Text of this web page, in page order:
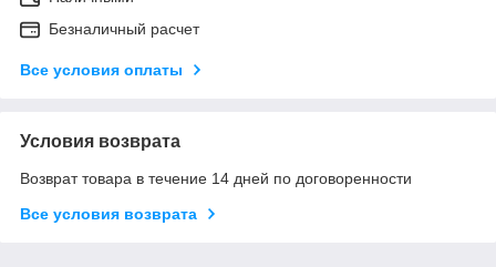
Безналичный расчет
Все условия оплаты
Условия возврата
Возврат товара в течение 14 дней по договоренности
Все условия возврата